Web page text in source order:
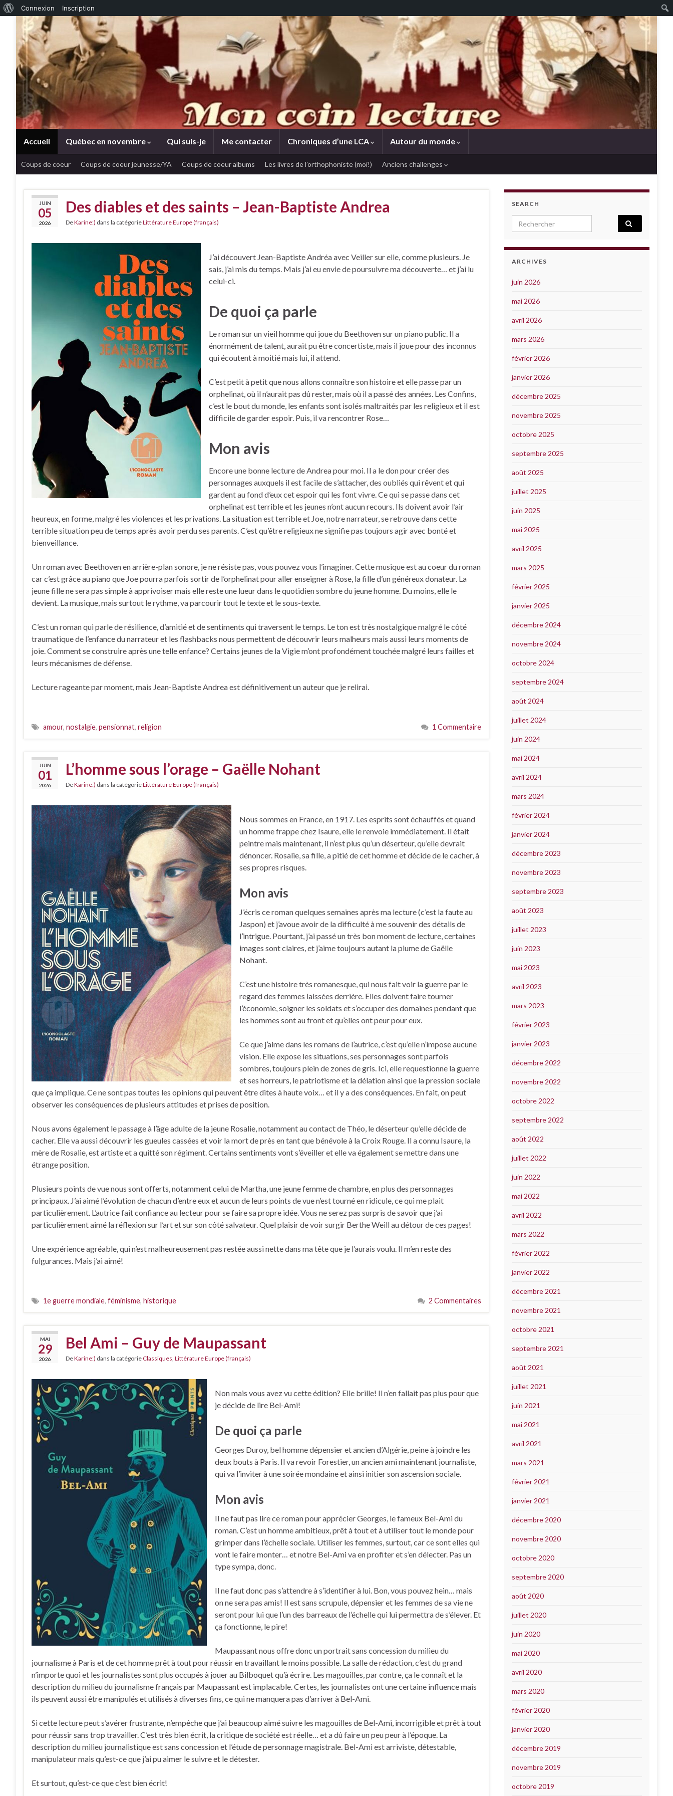
À propos de WordPress
Connexion Inscription
Accueil Québec en novembre Qui suis-je Me contacter Chroniques d’une LCA Autour du monde
Coups de coeur Coups de coeur jeunesse/YA Coups de coeur albums Les livres de l’orthophoniste (moi!) Anciens challenges
JUIN
05
2026
Des diables et des saints – Jean-Baptiste Andrea
DeKarine:) dans la catégorieLittérature Europe (français)
J’ai découvert Jean-Baptiste Andréa avec Veiller sur elle, comme plusieurs. Je
sais, j’ai mis du temps. Mais j’ai eu envie de poursuivre ma découverte… et j’ai lu
celui-ci.
De quoi ça parle
Le roman sur un vieil homme qui joue du Beethoven sur un piano public. Il a
énormément de talent, aurait pu être concertiste, mais il joue pour des inconnus
qui écoutent à moitié mais lui, il attend.
C’est petit à petit que nous allons connaître son histoire et elle passe par un
orphelinat, où il n’aurait pas dû rester, mais où il a passé des années. Les Confins,
c’est le bout du monde, les enfants sont isolés maltraités par les religieux et il est
difficile de garder espoir. Puis, il va rencontrer Rose…
Mon avis
Encore une bonne lecture de Andrea pour moi. Il a le don pour créer des
personnages auxquels il est facile de s’attacher, des oubliés qui rêvent et qui
gardent au fond d’eux cet espoir qui les font vivre. Ce qui se passe dans cet
orphelinat est terrible et les jeunes n’ont aucun recours. Ils doivent avoir l’air
heureux, en forme, malgré les violences et les privations. La situation est terrible et Joe, notre narrateur, se retrouve dans cette
terrible situation peu de temps après avoir perdu ses parents. C’est qu’être religieux ne signifie pas toujours agir avec bonté et
bienveillance.
Un roman avec Beethoven en arrière-plan sonore, je ne résiste pas, vous pouvez vous l’imaginer. Cette musique est au coeur du roman
car c’est grâce au piano que Joe pourra parfois sortir de l’orphelinat pour aller enseigner à Rose, la fille d’un généreux donateur. La
jeune fille ne sera pas simple à apprivoiser mais elle reste une lueur dans le quotidien sombre du jeune homme. Du moins, elle le
devient. La musique, mais surtout le rythme, va parcourir tout le texte et le sous-texte.
C’est un roman qui parle de résilience, d’amitié et de sentiments qui traversent le temps. Le ton est très nostalgique malgré le côté
traumatique de l’enfance du narrateur et les flashbacks nous permettent de découvrir leurs malheurs mais aussi leurs moments de
joie. Comment se construire après une telle enfance? Certains jeunes de la Vigie m’ont profondément touchée malgré leurs failles et
leurs mécanismes de défense.
Lecture rageante par moment, mais Jean-Baptiste Andrea est définitivement un auteur que je relirai.
amour, nostalgie, pensionnat, religion 1 Commentaire
JUIN
01
2026
L’homme sous l’orage – Gaëlle Nohant
DeKarine:) dans la catégorieLittérature Europe (français)
Nous sommes en France, en 1917. Les esprits sont échauffés et quand
un homme frappe chez Isaure, elle le renvoie immédiatement. Il était
peintre mais maintenant, il n’est plus qu’un déserteur, qu’elle devrait
dénoncer. Rosalie, sa fille, a pitié de cet homme et décide de le cacher, à
ses propres risques.
Mon avis
J’écris ce roman quelques semaines après ma lecture (c’est la faute au
Jaspon) et j’avoue avoir de la difficulté à me souvenir des détails de
l’intrigue. Pourtant, j’ai passé un très bon moment de lecture, certaines
images sont claires, et j’aime toujours autant la plume de Gaëlle
Nohant.
C’est une histoire très romanesque, qui nous fait voir la guerre par le
regard des femmes laissées derrière. Elles doivent faire tourner
l’économie, soigner les soldats et s’occuper des domaines pendant que
les hommes sont au front et qu’elles ont peur pour eux.
Ce que j’aime dans les romans de l’autrice, c’est qu’elle n’impose aucune
vision. Elle expose les situations, ses personnages sont parfois
sombres, toujours plein de zones de gris. Ici, elle requestionne la guerre
et ses horreurs, le patriotisme et la délation ainsi que la pression sociale
que ça implique. Ce ne sont pas toutes les opinions qui peuvent être dites à haute voix… et il y a des conséquences. En fait, on peut
observer les conséquences de plusieurs attitudes et prises de position.
Nous avons également le passage à l’âge adulte de la jeune Rosalie, notamment au contact de Théo, le déserteur qu’elle décide de
cacher. Elle va aussi découvrir les gueules cassées et voir la mort de près en tant que bénévole à la Croix Rouge. Il a connu Isaure, la
mère de Rosalie, est artiste et a quitté son régiment. Certains sentiments vont s’éveiller et elle va également se mettre dans une
étrange position.
Plusieurs points de vue nous sont offerts, notamment celui de Martha, une jeune femme de chambre, en plus des personnages
principaux. J’ai aimé l’évolution de chacun d’entre eux et aucun de leurs points de vue n’est tourné en ridicule, ce qui me plait
particulièrement. L’autrice fait confiance au lecteur pour se faire sa propre idée. Vous ne serez pas surpris de savoir que j’ai
particulièrement aimé la réflexion sur l’art et sur son côté salvateur. Quel plaisir de voir surgir Berthe Weill au détour de ces pages!
Une expérience agréable, qui n’est malheureusement pas restée aussi nette dans ma tête que je l’aurais voulu. Il m’en reste des
fulgurances. Mais j’ai aimé!
1e guerre mondiale, féminisme, historique 2 Commentaires
MAI
29
2026
Bel Ami – Guy de Maupassant
DeKarine:) dans la catégorie Classiques, Littérature Europe (français)
Non mais vous avez vu cette édition? Elle brille! Il n’en fallait pas plus pour que
je décide de lire Bel-Ami!
De quoi ça parle
Georges Duroy, bel homme dépensier et ancien d’Algérie, peine à joindre les
deux bouts à Paris. Il va revoir Forestier, un ancien ami maintenant journaliste,
qui va l’inviter à une soirée mondaine et ainsi initier son ascension sociale.
Mon avis
Il ne faut pas lire ce roman pour apprécier Georges, le fameux Bel-Ami du
roman. C’est un homme ambitieux, prêt à tout et à utiliser tout le monde pour
grimper dans l’échelle sociale. Utiliser les femmes, surtout, car ce sont elles qui
vont le faire monter… et notre Bel-Ami va en profiter et s’en délecter. Pas un
type sympa, donc.
Il ne faut donc pas s’attendre à s’identifier à lui. Bon, vous pouvez hein… mais
on ne sera pas amis! Il est sans scrupule, dépensier et les femmes de sa vie ne
seront pour lui que l’un des barreaux de l’échelle qui lui permettra de s’élever. Et
ça fonctionne, le pire!
Maupassant nous offre donc un portrait sans concession du milieu du
journalisme à Paris et de cet homme prêt à tout pour réussir en travaillant le moins possible. La salle de rédaction, c’est du grand
n’importe quoi et les journalistes sont plus occupés à jouer au Bilboquet qu’à écrire. Les magouilles, par contre, ça le connaît et la
description du milieu du journalisme français par Maupassant est implacable. Certes, les journalistes ont une certaine influence mais
ils peuvent aussi être manipulés et utilisés à diverses fins, ce qui ne manquera pas d’arriver à Bel-Ami.
Si cette lecture peut s’avérer frustrante, n’empêche que j’ai beaucoup aimé suivre les magouilles de Bel-Ami, incorrigible et prêt à tout
pour réussir sans trop travailler. C’est très bien écrit, la critique de société est réelle… et a dû faire un peu peur à l’époque. La
description du milieu journalistique est sans concession et l’étude de personnage magistrale. Bel-Ami est arriviste, détestable,
manipulateur mais qu’est-ce que j’ai pu aimer le suivre et le détester.
Et surtout, qu’est-ce que c’est bien écrit!
SEARCH
Search for:
ARCHIVES
juin 2026
mai 2026
avril 2026
mars 2026
février 2026
janvier 2026
décembre 2025
novembre 2025
octobre 2025
septembre 2025
août 2025
juillet 2025
juin 2025
mai 2025
avril 2025
mars 2025
février 2025
janvier 2025
décembre 2024
novembre 2024
octobre 2024
septembre 2024
août 2024
juillet 2024
juin 2024
mai 2024
avril 2024
mars 2024
février 2024
janvier 2024
décembre 2023
novembre 2023
septembre 2023
août 2023
juillet 2023
juin 2023
mai 2023
avril 2023
mars 2023
février 2023
janvier 2023
décembre 2022
novembre 2022
octobre 2022
septembre 2022
août 2022
juillet 2022
juin 2022
mai 2022
avril 2022
mars 2022
février 2022
janvier 2022
décembre 2021
novembre 2021
octobre 2021
septembre 2021
août 2021
juillet 2021
juin 2021
mai 2021
avril 2021
mars 2021
février 2021
janvier 2021
décembre 2020
novembre 2020
octobre 2020
septembre 2020
août 2020
juillet 2020
juin 2020
mai 2020
avril 2020
mars 2020
février 2020
janvier 2020
décembre 2019
novembre 2019
octobre 2019